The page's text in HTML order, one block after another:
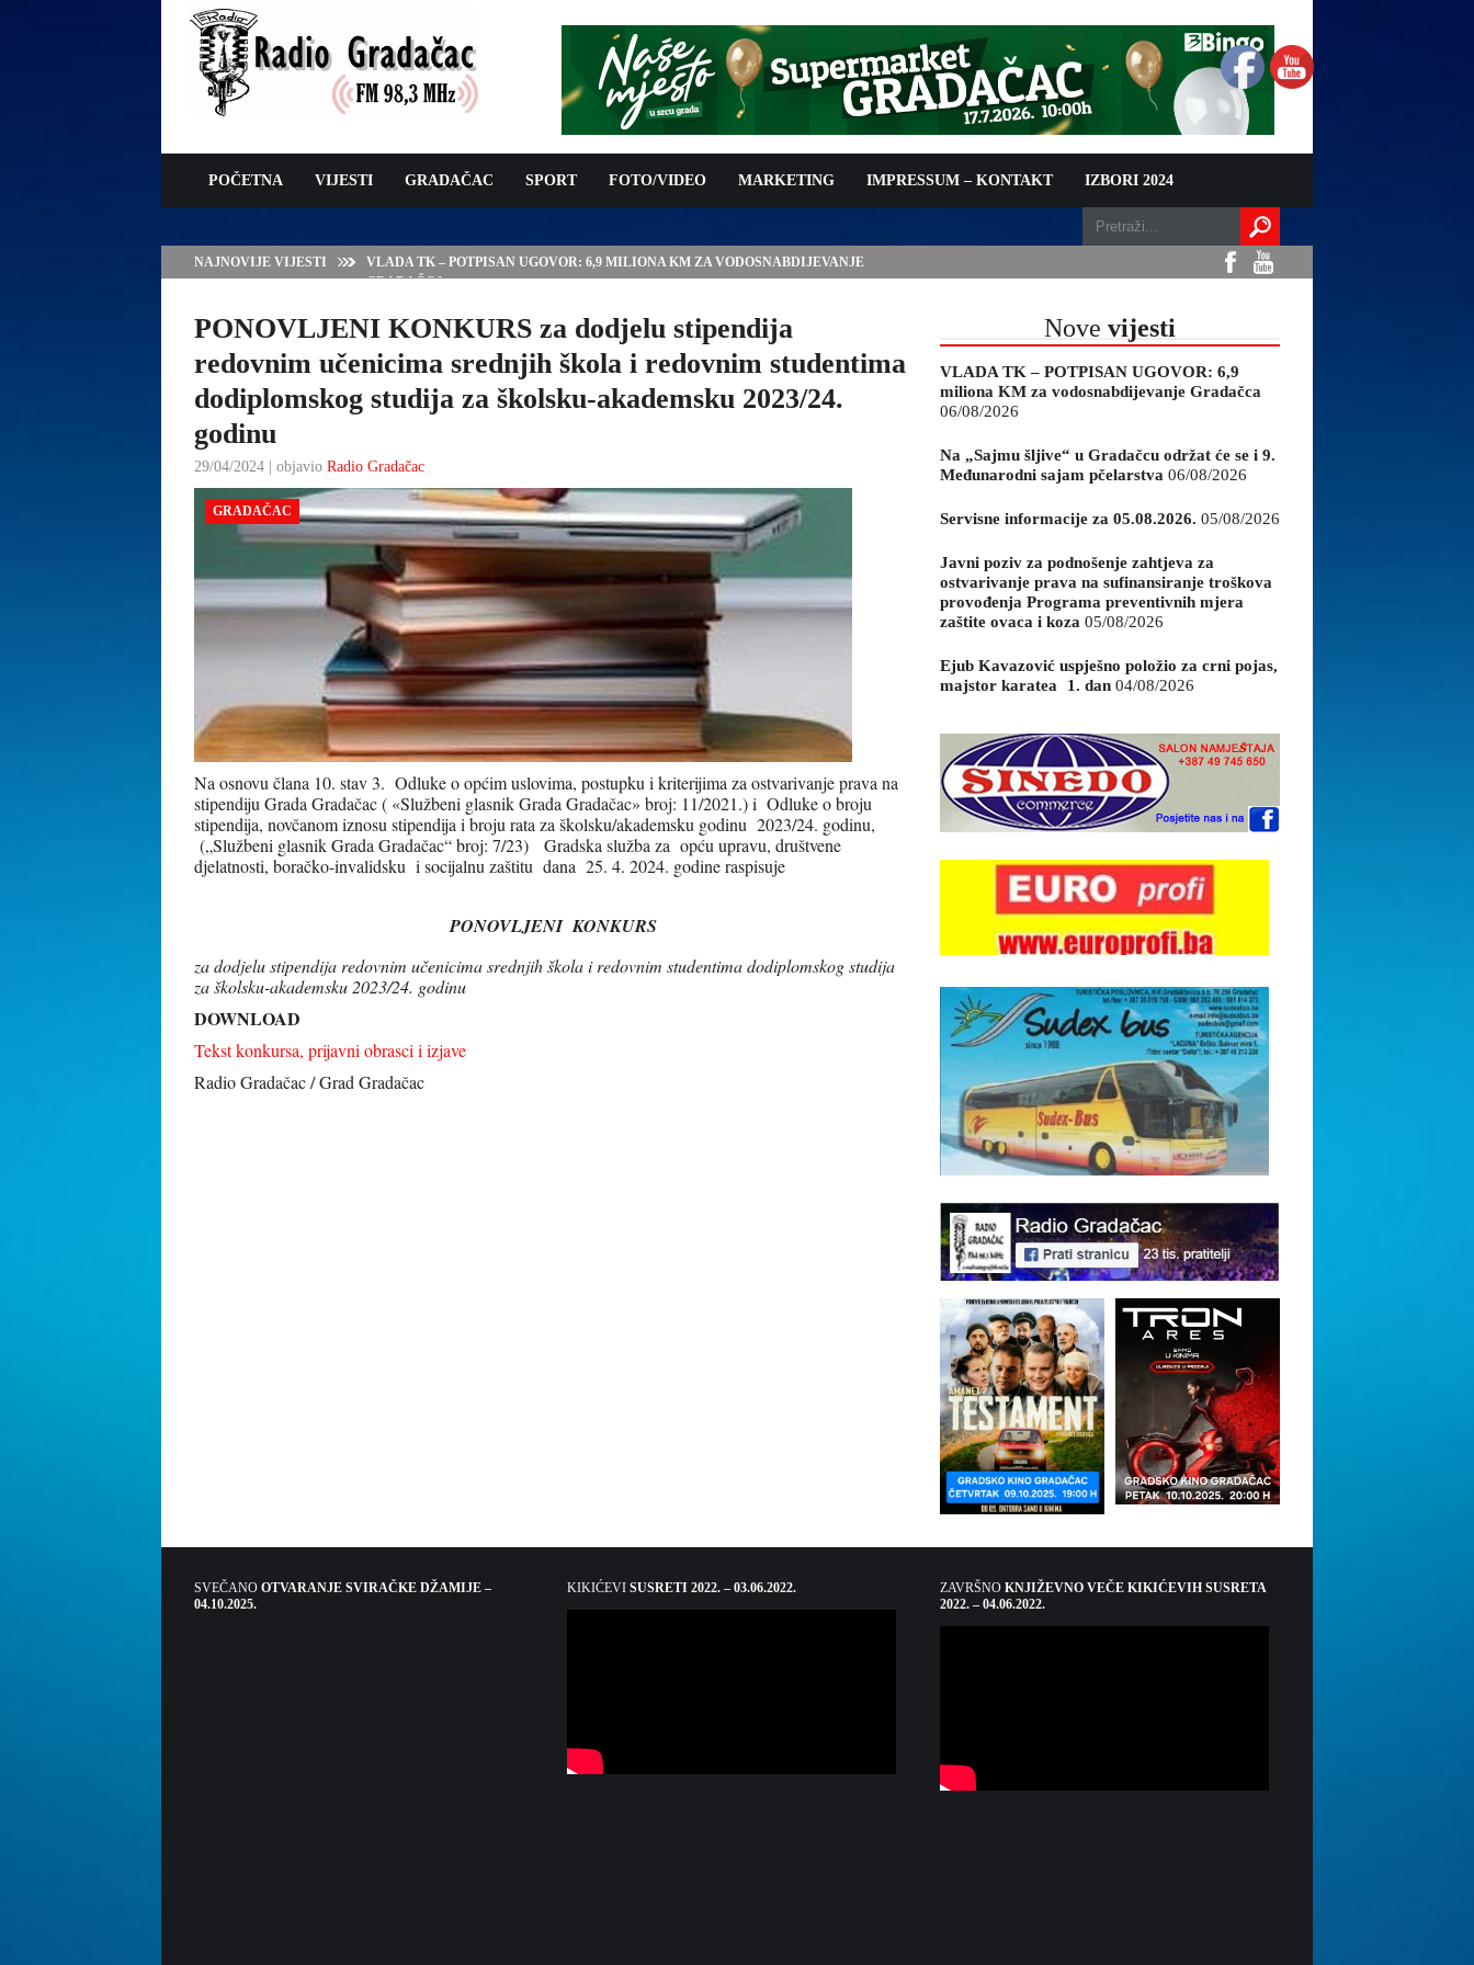
POČETNA VIJESTI GRADAČAC SPORT FOTO/VIDEO MARKETING IMPRESSUM – KONTAKT IZBORI 2024
NAJNOVIJE VIJESTI
VLADA TK – POTPISAN UGOVOR: 6,9 MILIONA KM ZA VODOSNABDIJEVANJE
GRADAČCA
PONOVLJENI KONKURS za dodjelu stipendija
redovnim učenicima srednjih škola i redovnim studentima
dodiplomskog studija za školsku-akademsku 2023/24.
godinu
29/04/2024 | objavio Radio Gradačac
GRADAČAC
Na osnovu člana 10. stav 3. Odluke o općim uslovima, postupku i kriterijima za ostvarivanje prava na
stipendiju Grada Gradačac ( «Službeni glasnik Grada Gradačac» broj: 11/2021.) i Odluke o broju
stipendija, novčanom iznosu stipendija i broju rata za školsku/akademsku godinu 2023/24. godinu,
(„Službeni glasnik Grada Gradačac“ broj: 7/23) Gradska služba za opću upravu, društvene
djelatnosti, boračko-invalidsku i socijalnu zaštitu dana 25. 4. 2024. godine raspisuje
PONOVLJENI KONKURS
za dodjelu stipendija redovnim učenicima srednjih škola i redovnim studentima dodiplomskog studija
za školsku-akademsku 2023/24. godinu
DOWNLOAD
Tekst konkursa, prijavni obrasci i izjave
Radio Gradačac / Grad Gradačac
Nove vijesti
VLADA TK – POTPISAN UGOVOR: 6,9
miliona KM za vodosnabdijevanje Gradačca
06/08/2026
Na „Sajmu šljive“ u Gradačcu održat će se i 9.
Međunarodni sajam pčelarstva 06/08/2026
Servisne informacije za 05.08.2026. 05/08/2026
Javni poziv za podnošenje zahtjeva za
ostvarivanje prava na sufinansiranje troškova
provođenja Programa preventivnih mjera
zaštite ovaca i koza 05/08/2026
Ejub Kavazović uspješno položio za crni pojas,
majstor karatea 1. dan 04/08/2026
SVEČANO OTVARANJE SVIRAČKE DŽAMIJE –
04.10.2025.
KIKIĆEVI SUSRETI 2022. – 03.06.2022. ZAVRŠNO KNJIŽEVNO VEČE KIKIĆEVIH SUSRETA
2022. – 04.06.2022.